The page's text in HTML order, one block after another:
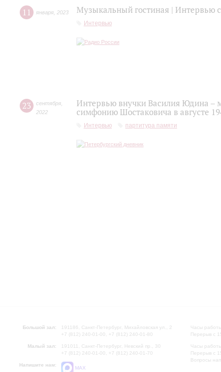
11 января 2023 Музыкальный гостиная |
Интервью
23 сентября
2022
Интервью внучки Василия Юдина –
симфонию Шостаковича в августе
Интервью партитура памяти
Большой зал:
191186, Санкт-Петербург, Михайловская ул., 2
+7 (812) 240-01-00, +7 (812) 240-01-80
Малый зал:
191011, Санкт-Петербург, Невский пр., 30
+7 (812) 240-01-00, +7 (812) 240-01-70
Напишите нам:
MAX
Часы
Перерыв с
Часы
Перерыв с
Вопросы